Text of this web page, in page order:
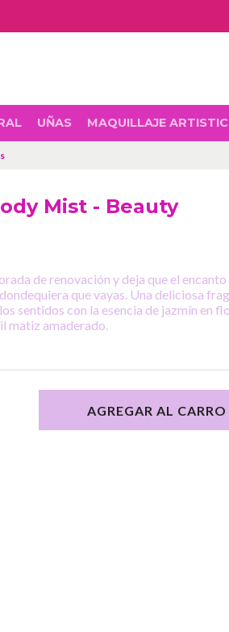
UÑAS MAQUILLAJE
Mist - Beauty
de renovación y deja que el
que vayas. Una deliciosa
sentidos con la esencia de jazmín en
matiz amaderado.
AGREGAR AL CARRO